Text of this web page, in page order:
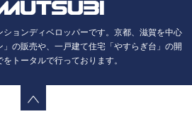
ョンディベロッパーです。京都、滋賀を中心
の販売や、一戸建て住宅「やすらぎ台」の開
トータルで行っております。